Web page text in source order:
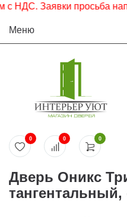
Заявки просьба
Меню
0
0 0
Дверь Оникс
тангентальный,